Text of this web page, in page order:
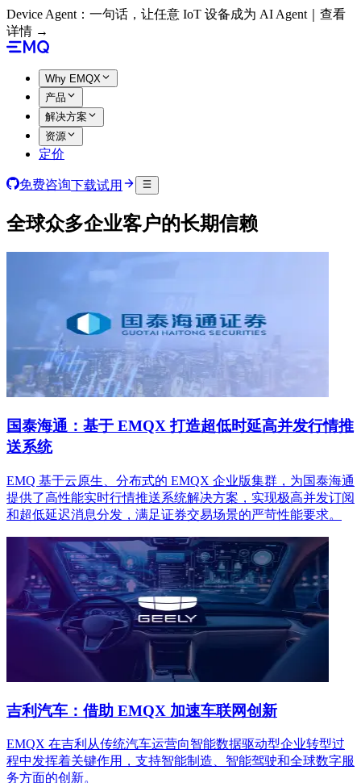
Device Agent：一句话，让任意 IoT 设备成为 AI Agent｜查看
详情 →
Why EMQX
产品
解决方案
资源
定价
免费咨询下载试用
全球众多企业客户的长期信赖
国泰海通：基于 EMQX 打造超低时延高并发行情推
送系统
EMQ 基于云原生、分布式的 EMQX 企业版集群，为国泰海通
提供了高性能实时行情推送系统解决方案，实现极高并发订阅
和超低延迟消息分发，满足证券交易场景的严苛性能要求。
吉利汽车：借助 EMQX 加速车联网创新
EMQX 在吉利从传统汽车运营向智能数据驱动型企业转型过
程中发挥着关键作用，支持智能制造、智能驾驶和全球数字服
务方面的创新。